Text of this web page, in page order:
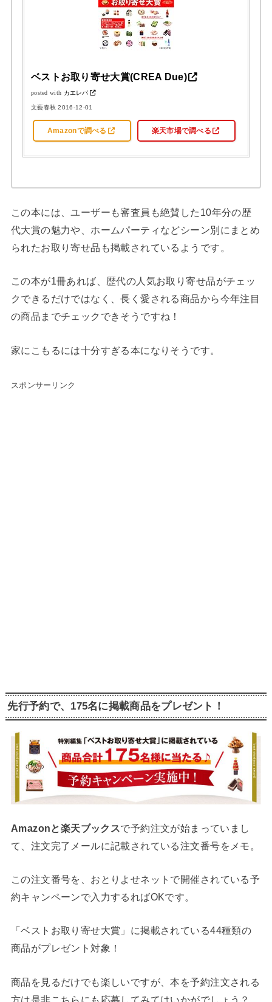
ベストお取り寄せ大賞(CREA Due)
posted with カエレバ
文藝春秋 2016-12-01
Amazonで調べる 楽天市場で調べる
この本には、ユーザーも審査員も絶賛した10年分の歴
代大賞の魅力や、ホームパーティなどシーン別にまとめ
られたお取り寄せ品も掲載されているようです。
この本が1冊あれば、歴代の人気お取り寄せ品がチェッ
クできるだけではなく、長く愛される商品から今年注目
の商品までチェックできそうですね！
家にこもるには十分すぎる本になりそうです。
スポンサーリンク
先行予約で、175名に掲載商品をプレゼント！
Amazonと楽天ブックスで予約注文が始まっていまし
て、注文完了メールに記載されている注文番号をメモ。
この注文番号を、おとりよせネットで開催されている予
約キャンペーンで入力するればOKです。
「ベストお取り寄せ大賞」に掲載されている44種類の
商品がプレゼント対象！
商品を見るだけでも楽しいですが、本を予約注文される
方は是非こちらにも応募してみてはいかがでしょう？